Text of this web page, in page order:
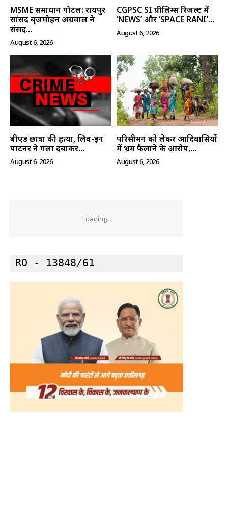
MSME समाधान पोर्टल: रायपुर
सांसद बृजमोहन अग्रवाल ने
संसद...
August 6, 2026
CGPSC SI प्रीलिम्स रिजल्ट में
‘NEWS’ और ‘SPACE RANI’...
August 6, 2026
बीएड छात्रा की हत्या, लिव-इन
पार्टनर ने गला दबाकर...
August 6, 2026
परिसीमन को लेकर आदिवासियों
में भ्रम फैलाने के आरोप,...
August 6, 2026
Loading...
RO - 13848/61